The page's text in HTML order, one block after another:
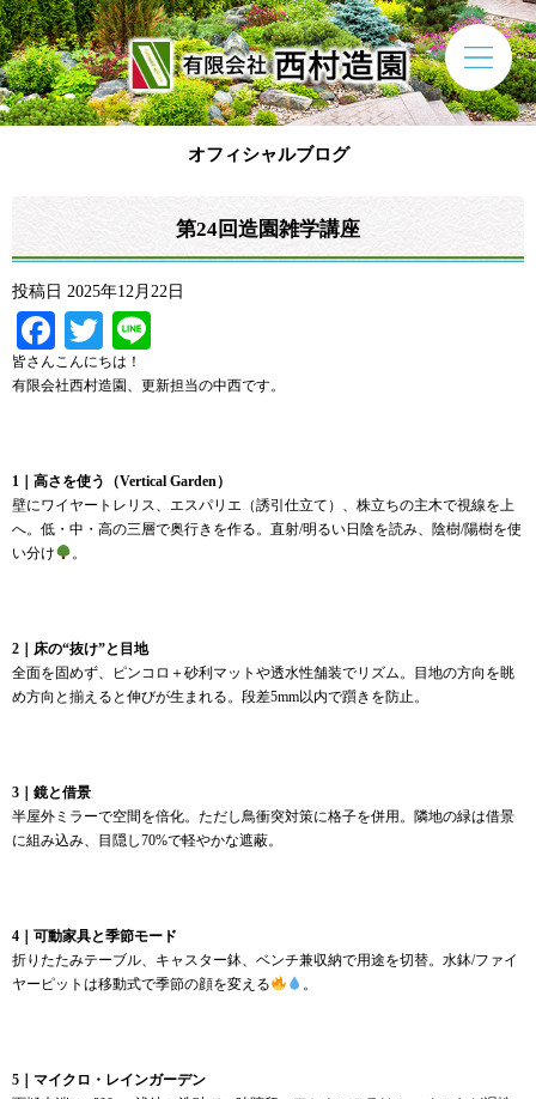
オフィシャルブログ
第24回造園雑学講座
投稿日 2025年12月22日
Facebook
Twitter
皆さんこんにちは！
有限会社西村造園、更新担当の中西です。
1｜高さを使う（Vertical Garden）
壁にワイヤートレリス、エスパリエ（誘引仕立て）、株立ちの主木で視線を上
へ。低・中・高の三層で奥行きを作る。直射/明るい日陰を読み、陰樹/陽樹を使
い分け
。
2｜床の“抜け”と目地
全面を固めず、ピンコロ＋砂利マットや透水性舗装でリズム。目地の方向を眺
め方向と揃えると伸びが生まれる。段差5mm以内で躓きを防止。
3｜鏡と借景
半屋外ミラーで空間を倍化。ただし鳥衝突対策に格子を併用。隣地の緑は借景
に組み込み、目隠し70%で軽やかな遮蔽。
4｜可動家具と季節モード
折りたたみテーブル、キャスター鉢、ベンチ兼収納で用途を切替。水鉢/ファイ
ヤーピットは移動式で季節の顔を変える
。
5｜マイクロ・レインガーデン